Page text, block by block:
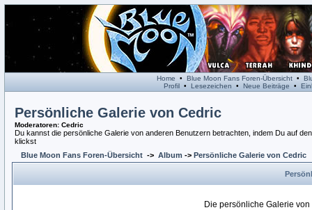
Home • Blue Moon Fans Foren-Übersicht•
Profil• Lesezeichen • Neue Beiträge •
Persönliche Galerie von Cedric
Moderatoren: Cedric
Du kannst die persönliche Galerie von anderen Benutzern betrachten, indem Du auf
klickst
Blue Moon Fans Foren-Übersicht -> Album -> Persönliche Galerie von Cedric
Die persönliche Galerie